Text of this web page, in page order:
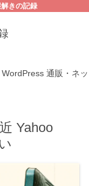
きの記録
WordPress 通販・ネ
Yahoo